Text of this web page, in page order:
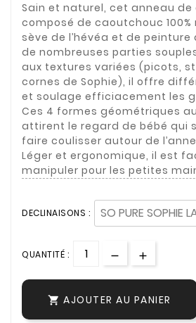
Sain et naturel, cet anneau
composé de caoutchouc
sève de l’hévéa et de
de nombreuses parties
aux textures variées (picots,
cornes de Sophie), il offre
et soulage efficiacement les
Ces 4 formes géométriques
attirent le regard de bébé qui
faire coulisser autour de
Léger et ergonomique, il est
manipuler pour les petites
DECLINAISONS :
QUANTITÉ :
 AJOUTER AU PANIER